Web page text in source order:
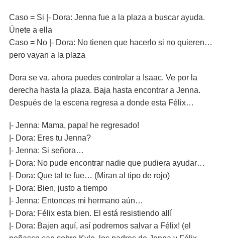
Caso = Si |- Dora: Jenna fue a la plaza a buscar ayuda.
Únete a ella
Caso = No |- Dora: No tienen que hacerlo si no quieren…
pero vayan a la plaza
Dora se va, ahora puedes controlar a Isaac. Ve por la
derecha hasta la plaza. Baja hasta encontrar a Jenna.
Después de la escena regresa a donde esta Félix…
|- Jenna: Mama, papa! he regresado!
|- Dora: Eres tu Jenna?
|- Jenna: Si señora…
|- Dora: No pude encontrar nadie que pudiera ayudar…
|- Dora: Que tal te fue… (Miran al tipo de rojo)
|- Dora: Bien, justo a tiempo
|- Jenna: Entonces mi hermano aún…
|- Dora: Félix esta bien. El está resistiendo allí
|- Dora: Bajen aquí, así podremos salvar a Félix! (el